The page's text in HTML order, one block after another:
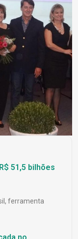
51,5 bilhões
ferramenta